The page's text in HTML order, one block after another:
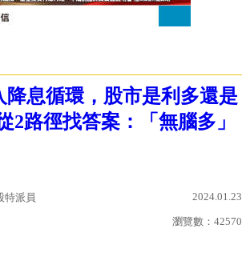
降息循環，股市是利多還是
2路徑找答案：「無腦多」
特派員 2024.01.23
瀏覽數： 42570